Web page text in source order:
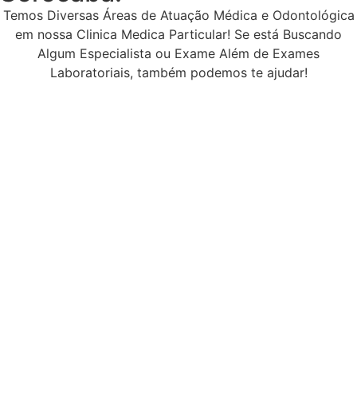
Temos Diversas Áreas de Atuação Médica e Odontológica
em nossa Clinica Medica Particular! Se está Buscando
Algum Especialista ou Exame Além de Exames
Laboratoriais, também podemos te ajudar!